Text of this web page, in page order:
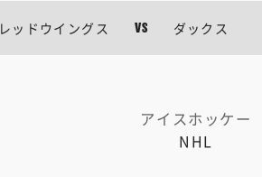
レッドウイングス VS ダックス
アイスホッケー
NHL